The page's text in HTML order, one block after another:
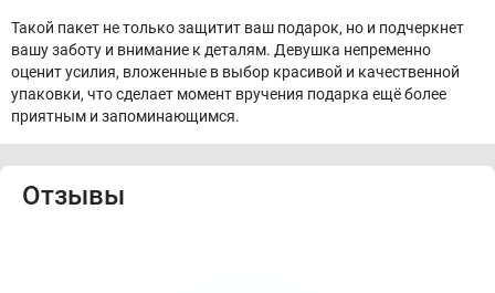
Такой пакет не только защитит ваш подарок, но и подчеркнет
вашу заботу и внимание к деталям. Девушка непременно
оценит усилия, вложенные в выбор красивой и качественной
упаковки, что сделает момент вручения подарка ещё более
приятным и запоминающимся.
Отзывы